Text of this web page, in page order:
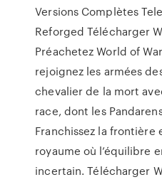
Versions Complètes
Reforged Télécharger
Préachetez World of
rejoignez les armées
chevalier de la mort
race, dont les
Franchissez la frontière
royaume où l’équilibre
incertain. Télécharger